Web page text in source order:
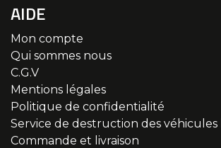
AIDE
Mon compte
Qui sommes nous
C.G.V
Mentions légales
Politique de confidentialité
Service de destruction des véhicules
Commande et livraison